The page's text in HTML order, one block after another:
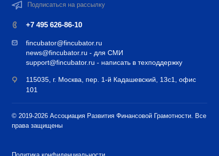
Подписаться на рассылку
+7 495 626-86-10
fincubator@fincubator.ru
news@fincubator.ru - для СМИ
support@fincubator.ru - написать в техподдержку
115035, г. Москва, пер. 1-й Кадашевский, 13с1, офис
101
© 2019-2026 Ассоциация Развития Финансовой Грамотности. Все
права защищены